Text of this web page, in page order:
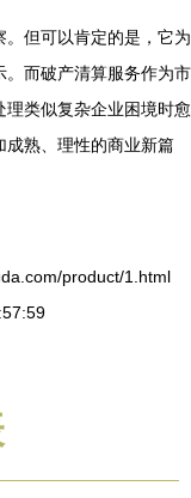
但可以肯定的是，它为
而破产清算服务作为市
类似复杂企业困境时愈
成熟、理性的商业新篇
product/1.html